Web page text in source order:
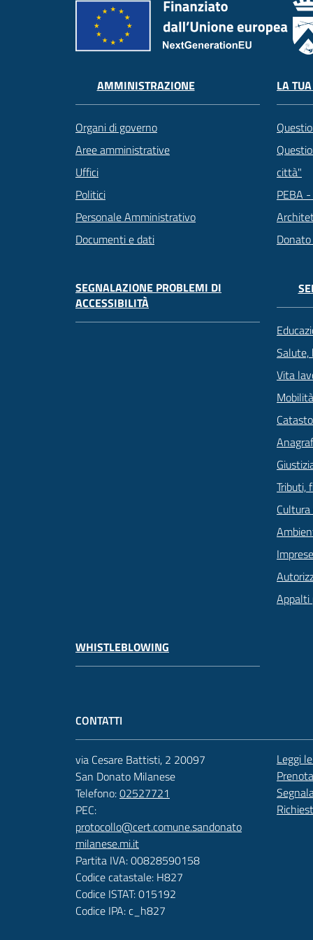
AMMINISTRAZIONE
Organi di governo
Aree amministrative
Uffici
Politici
Personale Amministrativo
Documenti e dati
LA
città"
PEBA
SEGNALAZIONE PROBLEMI DI
ACCESSIBILITÀ
Salute,
Vita
Tributi,
Appalti
WHISTLEBLOWING
CONTATTI
via Cesare Battisti, 2 20097
San Donato Milanese
Telefono:02527721
PEC:
protocollo@cert.comune.sandonato
milanese.mi.it
Partita IVA: 00828590158
Codice catastale: H827
Codice ISTAT: 015192
Codice IPA: c_h827
Leggi